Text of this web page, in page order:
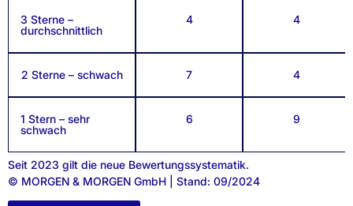
3 Sterne –
durchschnittlich
4 4
2 Sterne – schwach 7 4
1 Stern – sehr
schwach
6 9
Seit 2023 gilt die neue Bewertungssystematik.
© MORGEN & MORGEN GmbH | Stand: 09/2024